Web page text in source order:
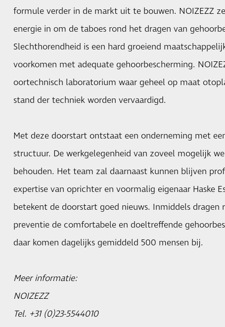
formule verder in de markt uit te bouwen. NOIZEZZ
energie in om de taboes rond het dragen van
Slechthorendheid is een hard groeiend
voorkomen met adequate gehoorbescherming.
oortechnisch laboratorium waar geheel op maat
stand der techniek worden vervaardigd.
Met deze doorstart ontstaat een onderneming met
structuur. De werkgelegenheid van zoveel mogelijk
behouden. Het team zal daarnaast kunnen blijven
expertise van oprichter en voormalig eigenaar Haske
betekent de doorstart goed nieuws. Inmiddels
preventie de comfortabele en doeltreffende
daar komen dagelijks gemiddeld 500 mensen bij.
Meer informatie:
NOIZEZZ
Tel. +31 (0)23-5544010